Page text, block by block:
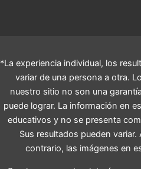
*La experiencia individual, los
variar de una persona a otra.
nuestro sitio no son una
puede lograr. La información en
educativos y no se presenta
Sus resultados pueden
contrario, las imágenes en